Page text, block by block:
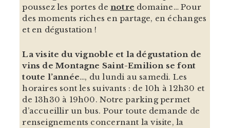
poussez les portes de notre domaine… Pour
des moments riches en partage, en échanges
et en dégustation !
La visite du vignoble et la dégustation de
vins de Montagne Saint-Emilion se font
toute l’année…, du lundi au samedi. Les
horaires sont les suivants : de 10h à 12h30 et
de 13h30 à 19h00. Notre parking permet
d’accueillir un bus. Pour toute demande de
renseignements concernant la visite, la